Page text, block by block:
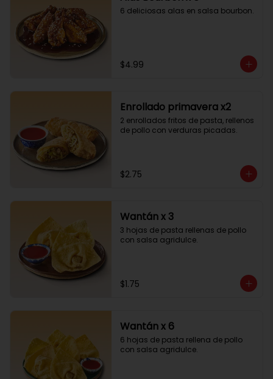
6 deliciosas alas en salsa bourbon.
$4.99
Enrollado primavera x2
2 enrollados fritos de pasta, rellenos
de pollo con verduras picadas.
$2.75
Wantán x 3
3 hojas de pasta rellenas de pollo
con salsa agridulce.
$1.75
Wantán x 6
6 hojas de pasta rellena de pollo
con salsa agridulce.